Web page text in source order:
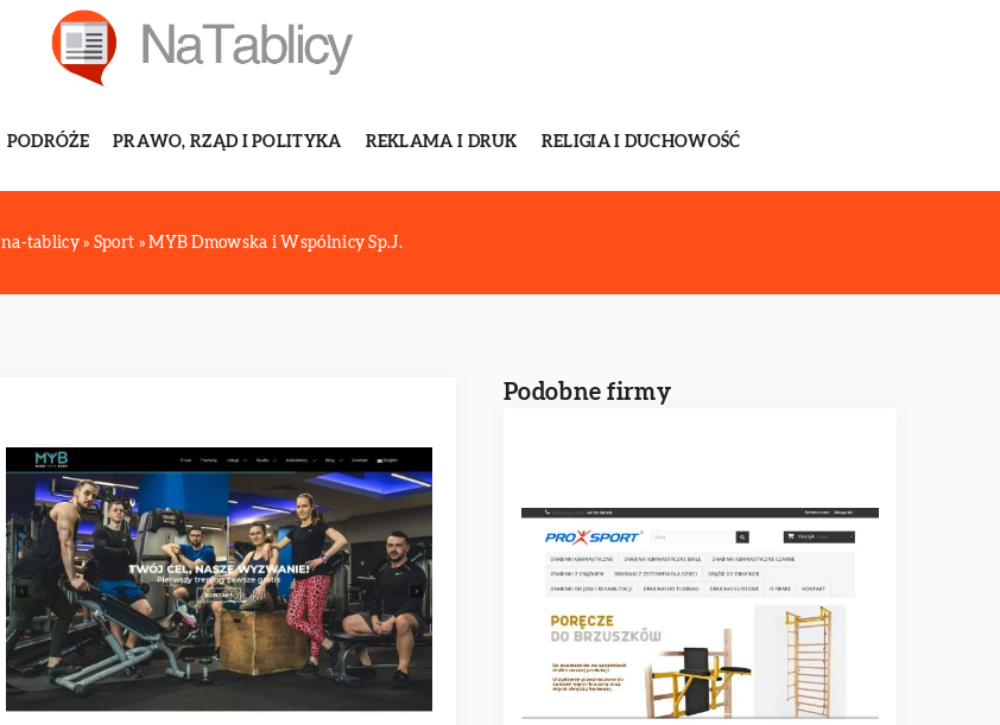
PODRÓŻE PRAWO, RZĄD I POLITYKA REKLAMA I DRUK RELIGIA I DUCHOWOŚĆ
na-tablicy» Sport »MYB Dmowska i Wspólnicy Sp.J.
Podobne firmy